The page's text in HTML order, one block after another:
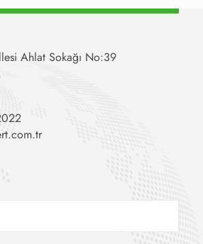
Ahlat Sokağı No:39